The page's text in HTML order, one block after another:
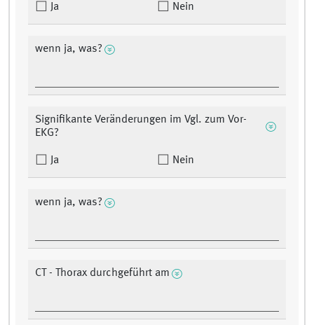
Ja Nein
wenn ja, was?
Signifikante Veränderungen im Vgl. zum Vor-
EKG?
Ja Nein
wenn ja, was?
CT - Thorax durchgeführt am